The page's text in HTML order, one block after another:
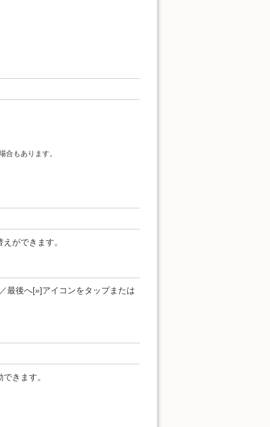
合もあります。
ができます。
最後へ[»]アイコンをタップまたは
きます。